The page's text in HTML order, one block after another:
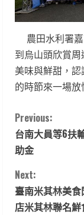
農田水利署嘉
到烏山頭欣賞
美味與鮮甜，
的時節來一場放
C
o
n
t
Previous:
台南大員等6扶
助金
Next:
臺南米其林美
店米其林聯名